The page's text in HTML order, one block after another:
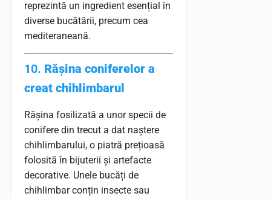
reprezintă un ingredient esențial în
diverse bucătării, precum cea
mediteraneană.
10. Rășina coniferelor a
creat chihlimbarul
Rășina fosilizată a unor specii de
conifere din trecut a dat naștere
chihlimbarului, o piatră prețioasă
folosită în bijuterii și artefacte
decorative. Unele bucăți de
chihlimbar conțin insecte sau